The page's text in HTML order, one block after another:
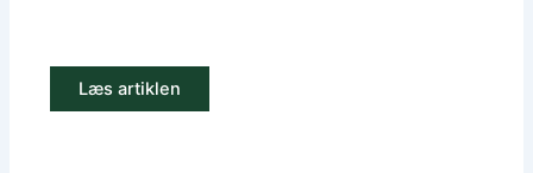
Læs artiklen